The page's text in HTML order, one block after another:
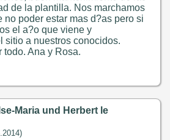
de la plantilla. Nos marchamos
no poder estar mas d?as pero si
el a?o que viene y
sitio a nuestros conocidos.
todo. Ana y Rosa.
Maria und Herbert le